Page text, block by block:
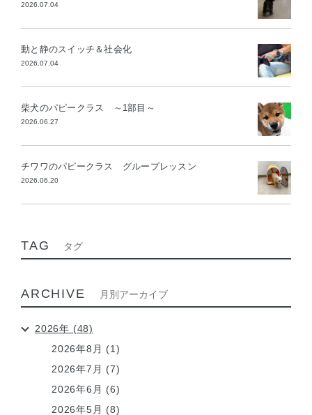
2026.07.04
動と静のスイッチ＆社会化
2026.07.04
柴犬のパピークラス ～1部目～
2026.06.27
チワワのパピークラス グループレッスン
2026.06.20
TAG タグ
ARCHIVE 月別アーカイブ
2026年 (48)
2026年8月 (1)
2026年7月 (7)
2026年6月 (6)
2026年5月 (8)